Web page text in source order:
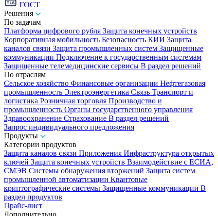
ГОСТ
Решения
По задачам
Платформа цифрового рубля Защита конечных устройств
Корпоративная мобильность Безопасность КИИ Защита
каналов связи Защита промышленных систем Защищенные
коммуникации Подключение к государственным системам
Защищенные телемедицинские сервисы В раздел решений
По отраслям
Сельское хозяйство Финансовые организации Нефтегазовая
промышленность Электроэнергетика Связь Транспорт и
логистика Розничная торговля Производство и
промышленность Органы государственного управления
Здравоохранение Страхование В раздел решений
Запрос индивидуального предложения
Продукты
Категории продуктов
Защита каналов связи Приложения Инфраструктура открытых
ключей Защита конечных устройств Взаимодействие с ЕСИА,
СМЭВ Системы обнаружения вторжений Защита систем
промышленной автоматизации Квантовые
криптографические системы Защищенные коммуникации В
раздел продуктов
Прайс-лист
Дополнительно